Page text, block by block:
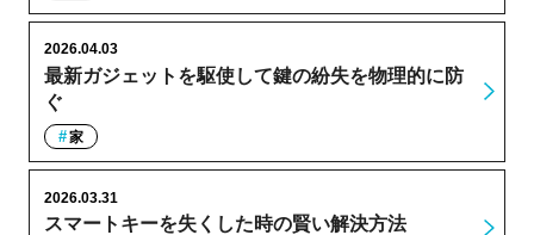
最新ガジェットを駆使して鍵の紛失を物理的に防
ぐ
2026.04.03
家
スマートキーを失くした時の賢い解決方法
2026.03.31